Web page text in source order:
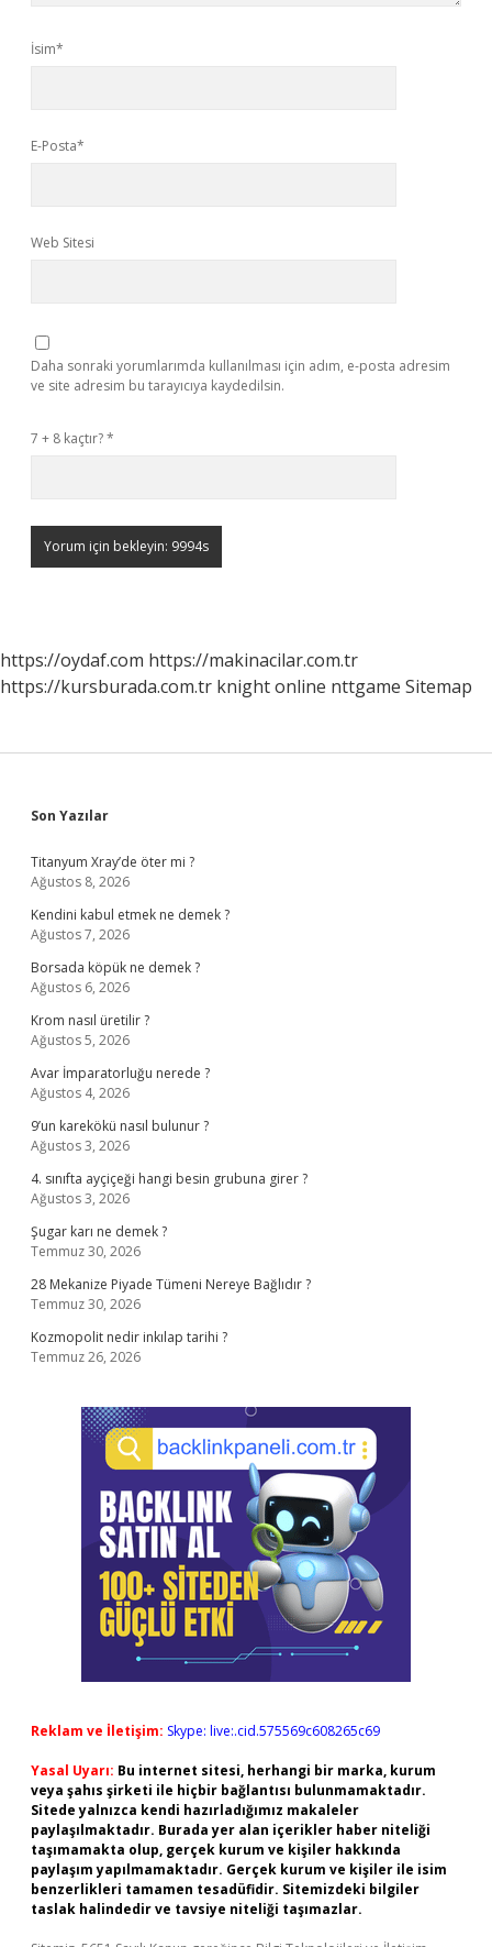
İsim*
E-Posta*
Web Sitesi
Daha sonraki yorumlarımda kullanılması için adım, e-posta adresim
ve site adresim bu tarayıcıya kaydedilsin.
7 + 8 kaçtır?*
https://oydaf.com https://makinacilar.com.tr
https://kursburada.com.tr knight online nttgame Sitemap
Sidebar
Son Yazılar
Titanyum Xray’de öter mi ?
Ağustos 8, 2026
Kendini kabul etmek ne demek ?
Ağustos 7, 2026
Borsada köpük ne demek ?
Ağustos 6, 2026
Krom nasıl üretilir ?
Ağustos 5, 2026
Avar İmparatorluğu nerede ?
Ağustos 4, 2026
9’un karekökü nasıl bulunur ?
Ağustos 3, 2026
4. sınıfta ayçiçeği hangi besin grubuna girer ?
Ağustos 3, 2026
Şugar karı ne demek ?
Temmuz 30, 2026
28 Mekanize Piyade Tümeni Nereye Bağlıdır ?
Temmuz 30, 2026
Kozmopolit nedir inkılap tarihi ?
Temmuz 26, 2026
Reklam ve İletişim: Skype: live:.cid.575569c608265c69
Yasal Uyarı: Bu internet sitesi, herhangi bir marka, kurum
veya şahıs şirketi ile hiçbir bağlantısı bulunmamaktadır.
Sitede yalnızca kendi hazırladığımız makaleler
paylaşılmaktadır. Burada yer alan içerikler haber niteliği
taşımamakta olup, gerçek kurum ve kişiler hakkında
paylaşım yapılmamaktadır. Gerçek kurum ve kişiler ile isim
benzerlikleri tamamen tesadüfidir. Sitemizdeki bilgiler
taslak halindedir ve tavsiye niteliği taşımazlar.